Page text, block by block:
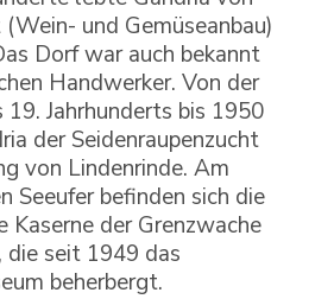
und Gemüseanbau)
Dorf war auch bekannt
Handwerker. Von der
Jahrhunderts bis 1950
der Seidenraupenzucht
von Lindenrinde. Am
Seeufer befinden sich die
Kaserne der Grenzwache
die seit 1949 das
beherbergt.